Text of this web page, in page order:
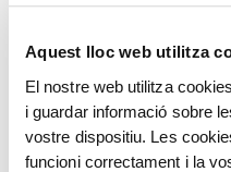
Aquest lloc web utilitza
El nostre web utilitza
i guardar informació sobre
vostre dispositiu. Les
funcioni correctament i la
Coneix la seva obra